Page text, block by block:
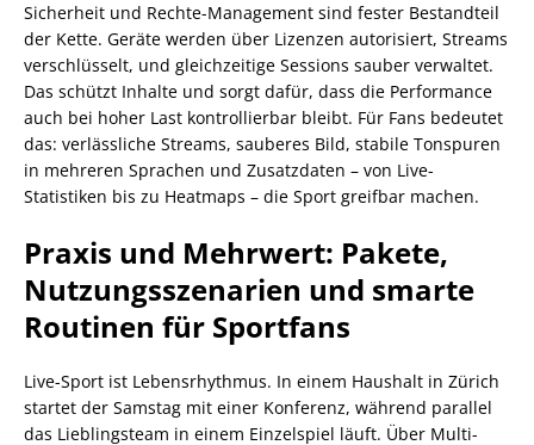
Sicherheit und Rechte-Management sind fester Bestandteil
der Kette. Geräte werden über Lizenzen autorisiert, Streams
verschlüsselt, und gleichzeitige Sessions sauber verwaltet.
Das schützt Inhalte und sorgt dafür, dass die Performance
auch bei hoher Last kontrollierbar bleibt. Für Fans bedeutet
das: verlässliche Streams, sauberes Bild, stabile Tonspuren
in mehreren Sprachen und Zusatzdaten – von Live-
Statistiken bis zu Heatmaps – die Sport greifbar machen.
Praxis und Mehrwert: Pakete,
Nutzungsszenarien und smarte
Routinen für Sportfans
Live-Sport ist Lebensrhythmus. In einem Haushalt in Zürich
startet der Samstag mit einer Konferenz, während parallel
das Lieblingsteam in einem Einzelspiel läuft. Über Multi-